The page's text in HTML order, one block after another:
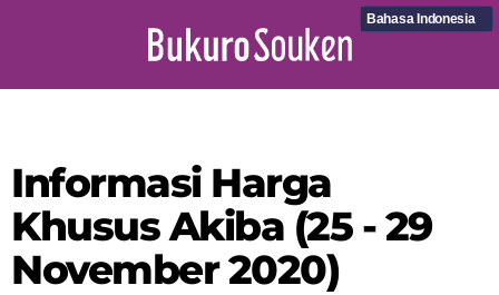
Bahasa Indonesia
Informasi Harga
Khusus Akiba (25 - 29
November 2020)